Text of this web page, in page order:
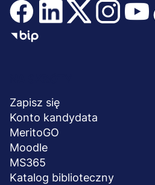
stopka
Zapisz się
Konto kandydata
MeritoGO
Moodle
MS365
Katalog biblioteczny